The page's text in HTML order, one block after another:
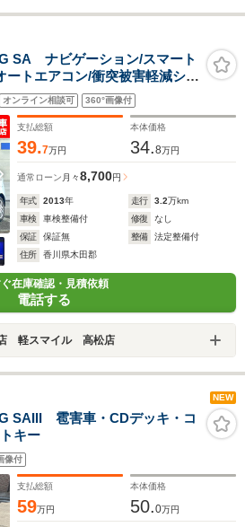
SA ナビゲーション/スマート
ートエアコン/衝突被害軽減シス
/ヘッドライトレベライザー/純
ミラー/フロアマット/サイドバ
オンライン相談可 360°画像付
支払総額
39.7万円
本体価格
34.8万円
通常ローン 月々8,700円
年式 2013年 走行 3.2万km
車検
車検整備付 修復
なし
保証
保証無 整備
法定整備付
住所
香川県木田郡
在庫確認・見積依頼
電話する
軽スマイル 高松店
NEW
SAIII 雹害車・CDデッキ・コ
キー
像付
支払総額
59万円
本体価格
50.0万円